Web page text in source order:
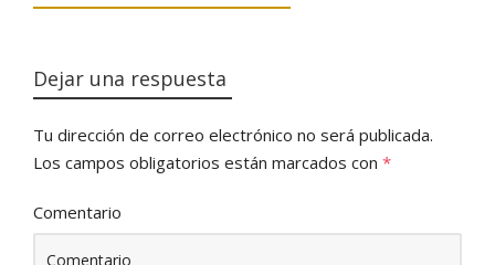
Dejar una respuesta
Tu dirección de correo electrónico no será publicada.
Los campos obligatorios están marcados con *
Comentario